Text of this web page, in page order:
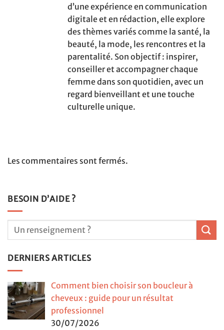
d’une expérience en communication
digitale et en rédaction, elle explore
des thèmes variés comme la santé, la
beauté, la mode, les rencontres et la
parentalité. Son objectif : inspirer,
conseiller et accompagner chaque
femme dans son quotidien, avec un
regard bienveillant et une touche
culturelle unique.
Les commentaires sont fermés.
BESOIN D’AIDE ?
DERNIERS ARTICLES
Comment bien choisir son boucleur à
cheveux : guide pour un résultat
professionnel
30/07/2026